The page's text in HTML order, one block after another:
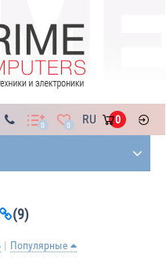
0 0 RU 0
(9)
Популярные